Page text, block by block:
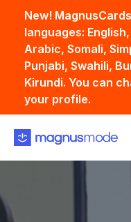
New!
languages:
Arabic, Somali,
Punjabi, Swahili,
Kirundi. You can
your profile.